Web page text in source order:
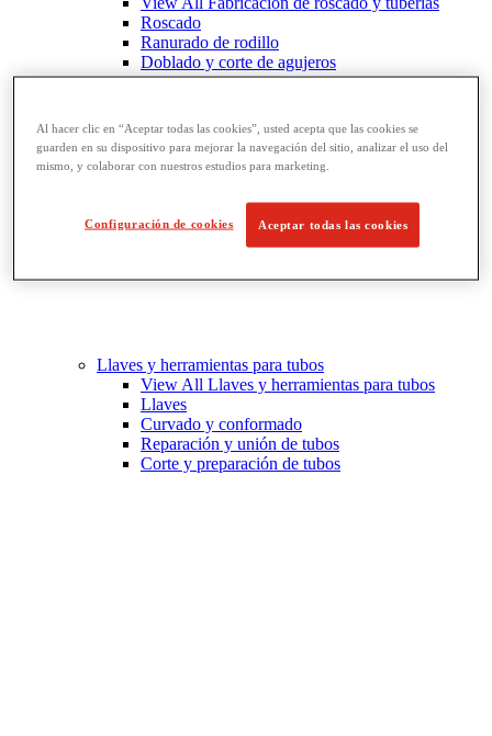
Roscado
Ranurado de rodillo
Doblado y corte de agujeros
Prensas y soportes de tornillo para tubos
Llaves y herramientas para tubos
View All Llaves y herramientas para tubos
Llaves
Curvado y conformado
Reparación y unión de tubos
Corte y preparación de tubos
Al hacer clic en “Aceptar todas las cookies”, usted acepta que las cookies se
guarden en su dispositivo para mejorar la navegación del sitio, analizar el uso del
mismo, y colaborar con nuestros estudios para marketing.
Configuración de cookies Aceptar todas las cookies